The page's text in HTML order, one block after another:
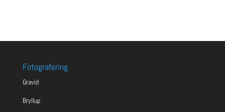
Fotografering
Gravid
Bryllup